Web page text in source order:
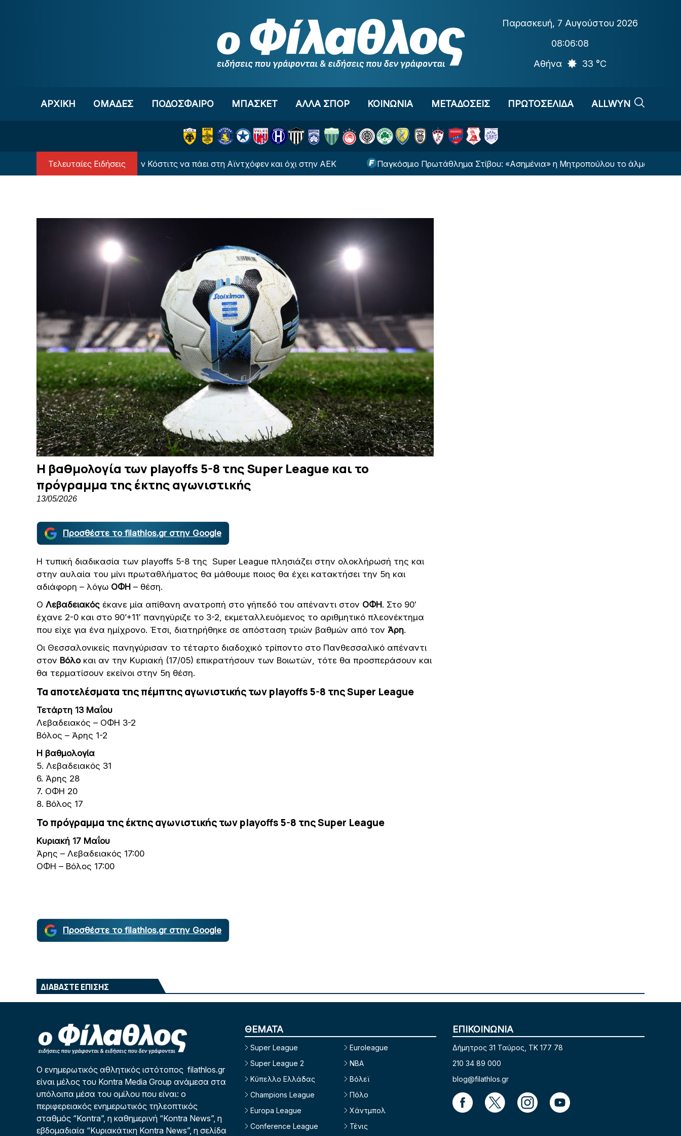
Παρασκευή, 7 Αυγούστου 2026
08:06:09
Αθήνα
33 °C
ΑΡΧΙΚΗ OΜΑΔΕΣ ΠΟΔΟΣΦΑΙΡΟ ΜΠΑΣΚΕΤ ΑΛΛΑ ΣΠΟΡ ΚΟΙΝΩΝΙΑ ΜΕΤΑΔΟΣΕΙΣ ΠΡΩΤΟΣΕΛΙΔΑ ALLWYN
Τελευταίες Ειδήσεις
Αυτός έπεισε τον Κόστιτς να πάει στη Αϊντχόφεν και όχι στην ΑΕΚ Παγκόσμιο Πρωτάθλημα Στίβου: «Ασημένια» η Μητροπούλου το άλμα εις μήκος
Η βαθμολογία των playoffs 5-8 της Super League και το
πρόγραμμα της έκτης αγωνιστικής
13/05/2026
Προσθέστε το filathlos.gr στην Google
Η τυπική διαδικασία των playoffs 5-8 της Super League πλησιάζει στην ολοκλήρωσή της και
στην αυλαία του μίνι πρωταθλήματος θα μάθουμε ποιος θα έχει κατακτήσει την 5η και
αδιάφορη – λόγω ΟΦΗ – θέση.
Ο Λεβαδειακός έκανε μία απίθανη ανατροπή στο γήπεδό του απέναντι στον ΟΦΗ. Στο 90′
έχανε 2-0 και στο 90’+11′ πανηγύριζε το 3-2, εκμεταλλευόμενος το αριθμητικό πλεονέκτημα
που είχε για ένα ημίχρονο. Έτσι, διατηρήθηκε σε απόσταση τριών βαθμών από τον Άρη.
Οι Θεσσαλονικείς πανηγύρισαν το τέταρτο διαδοχικό τρίποντο στο Πανθεσσαλικό απέναντι
στον Βόλο και αν την Κυριακή (17/05) επικρατήσουν των Βοιωτών, τότε θα προσπεράσουν και
θα τερματίσουν εκείνοι στην 5η θέση.
Τα αποτελέσματα της πέμπτης αγωνιστικής των playoffs 5-8 της Super League
Τετάρτη 13 Μαΐου
Λεβαδειακός – ΟΦΗ 3-2
Βόλος – Άρης 1-2
Η βαθμολογία
5. Λεβαδειακός 31
6. Άρης 28
7. ΟΦΗ 20
8. Βόλος 17
Το πρόγραμμα της έκτης αγωνιστικής των playoffs 5-8 της Super League
Κυριακή 17 Μαΐου
Άρης – Λεβαδειακός 17:00
ΟΦΗ – Βόλος 17:00
Προσθέστε το filathlos.gr στην Google
ΔΙΑΒΑΣΤΕ ΕΠΙΣΗΣ
Ο ενημερωτικός αθλητικός ιστότοπος filathlos.gr
είναι μέλος του Kontra Media Group ανάμεσα στα
υπόλοιπα μέσα του ομίλου που είναι: ο
περιφερειακός ενημερωτικός τηλεοπτικός
σταθμός “Kontra”, η καθημερινή “Kontra News”, η
εβδομαδιαία “Κυριακάτικη Kontra News”, η σελίδα
ΘΕΜΑΤΑ
Super League
Super League 2
Κύπελλο Ελλάδας
Champions League
Europa League
Conference League
Euroleague
NBA
Βόλεϊ
Πόλο
Χάντμπολ
Τένις
ΕΠΙΚΟΙΝΩΝΙΑ
Δήμητρος 31 Ταύρος, TK 177 78
210 34 89 000
blog@filathlos.gr